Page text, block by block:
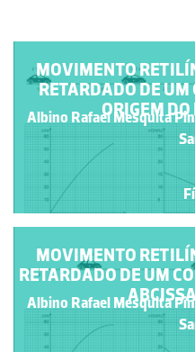
MOVIMENTO
RETARDADO DE UM
ORIGEM
Albino Rafael Mesquita
MOVIMENTO
RETARDADO DE UM
Albino Rafael Mesquita